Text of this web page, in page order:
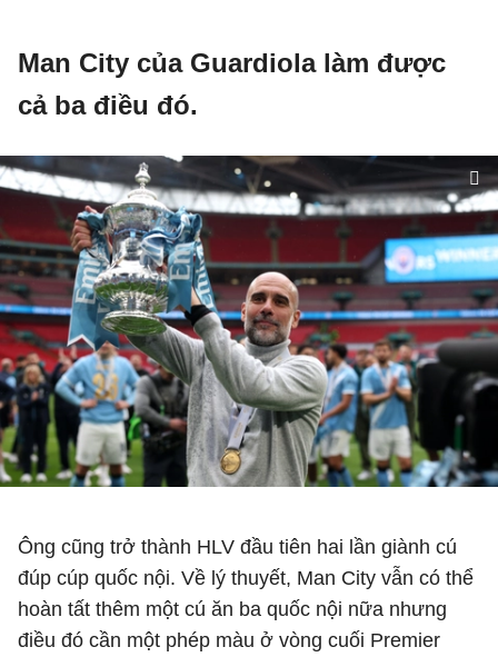
Man City của Guardiola làm được
cả ba điều đó.
Ông cũng trở thành HLV đầu tiên hai lần giành cú
đúp cúp quốc nội. Về lý thuyết, Man City vẫn có thể
hoàn tất thêm một cú ăn ba quốc nội nữa nhưng
điều đó cần một phép màu ở vòng cuối Premier